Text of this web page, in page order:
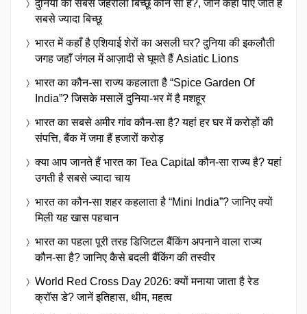
दुनिया का सबसे जहरीला बिच्छू कौन सा है?, जानें कहाँ पाए जाते हैं
सबसे ज्यादा बिच्छू
भारत में कहाँ है एशियाई शेरों का असली घर? दुनिया की इकलौती
जगह जहाँ जंगल में आज़ादी से घूमते हैं Asiatic Lions
भारत का कौन-सा राज्य कहलाता है “Spice Garden Of
India”? जिसके मसालें दुनिया-भर में है मशहूर
भारत का सबसे अमीर गांव कौन-सा है? यहां हर घर में करोड़ों की
संपत्ति, बैंक में जमा हैं हजारों करोड़
क्या आप जानते हैं भारत का Tea Capital कौन-सा राज्य है? यहां
उगती है सबसे ज्यादा चाय
भारत का कौन-सा शहर कहलाता है “Mini India”? जानिए क्यों
मिली यह खास पहचान
भारत का पहला पूरी तरह डिजिटल बैंकिंग अपनाने वाला राज्य
कौन-सा है? जानिए कैसे बदली बैंकिंग की तस्वीर
World Red Cross Day 2026: क्यों मनाया जाता है रेड
क्रॉस डे? जानें इतिहास, थीम, महत्व